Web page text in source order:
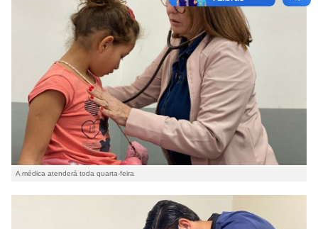
A médica atenderá toda quarta-feira